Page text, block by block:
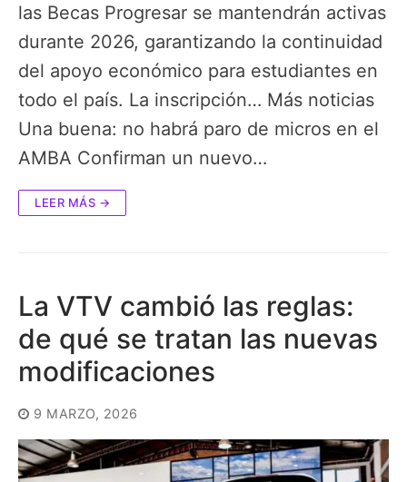
las Becas Progresar se mantendrán activas
durante 2026, garantizando la continuidad
del apoyo económico para estudiantes en
todo el país. La inscripción… Más noticias
Una buena: no habrá paro de micros en el
AMBA Confirman un nuevo…
LEER MÁS →
La VTV cambió las reglas:
de qué se tratan las nuevas
modificaciones
9 MARZO, 2026